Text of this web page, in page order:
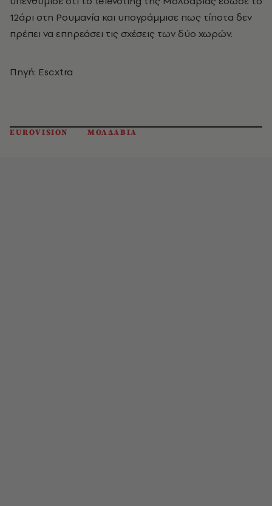
12άρι στη Ρουμανία και υπογράμμισε πως τίποτα δεν
πρέπει να επηρεάσει τις σχέσεις των δύο χωρών.
Πηγή: Escxtra
EUROVISION ΜΟΛΔΑΒΙΑ